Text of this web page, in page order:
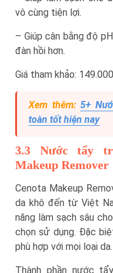
vô cùng tiện lợi.
– Giúp cân bằng độ
đàn hồi hơn.
Giá tham khảo:
Xem thêm: 5+
toàn tốt hiện nay
3.3 Nước tẩy
Makeup Remover
Cenota Makeup
da khô đến từ Việt
năng làm sạch sâu
chọn sử dụng. Đặc
phù hợp với mọi loại da.
Thành phần nước